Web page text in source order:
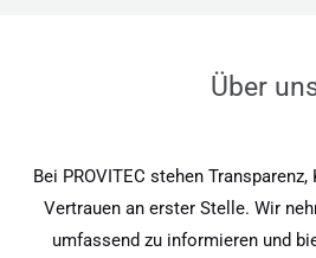
Über
Bei PROVITEC stehen
Vertrauen an erster Stelle. Wir
umfassend zu informieren und